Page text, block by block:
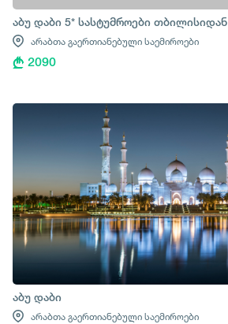
აბუ დაბი 5* სასტუმროები თბილისიდან
არაბთა გაერთიანებული საემიროები
2090
აბუ დაბი
არაბთა გაერთიანებული საემიროები